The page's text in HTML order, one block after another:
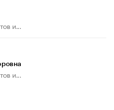
и...
и...